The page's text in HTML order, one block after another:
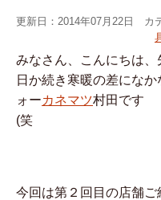
更新日：2014年07月22日 カ
みなさん、こんにちは
日か続き寒暖の差にな
ォーカネマツ村田です
(
今回は第２回目の店舗ご